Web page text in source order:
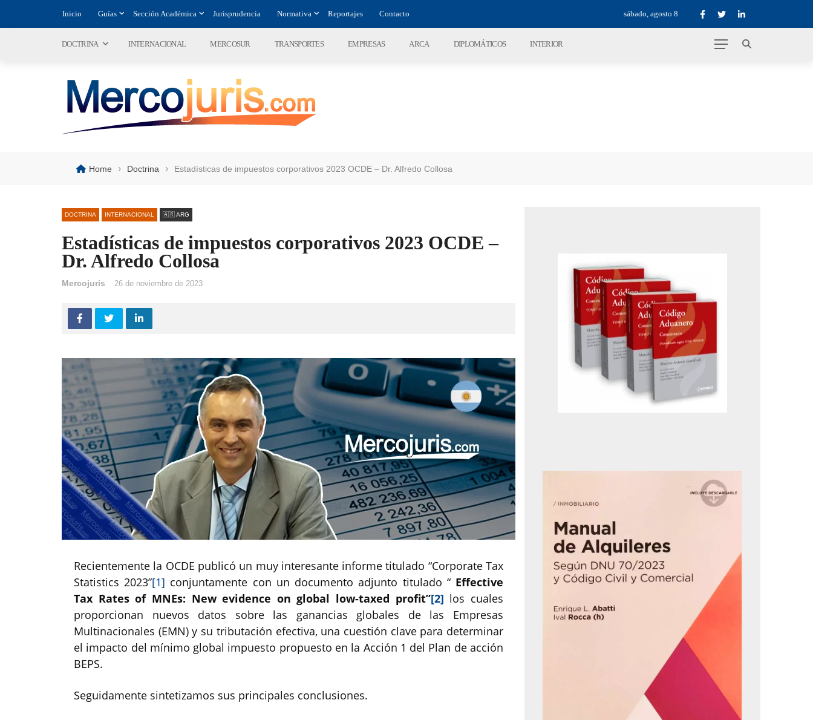
Inicio Guías Sección Académica Jurisprudencia Normativa Reportajes Contacto sábado, agosto 8
DOCTRINA INTERNACIONAL MERCOSUR TRANSPORTES EMPRESAS ARCA DIPLOMÁTICOS INTERIOR
Home › Doctrina › Estadísticas de impuestos corporativos 2023 OCDE – Dr. Alfredo Collosa
DOCTRINA INTERNACIONAL 🇦🇷 ARG
Estadísticas de impuestos corporativos 2023 OCDE –
Dr. Alfredo Collosa
Mercojuris 26 de noviembre de 2023
Recientemente la OCDE publicó un muy interesante informe titulado “Corporate Tax
Statistics 2023”[1] conjuntamente con un documento adjunto titulado “ Effective
Tax Rates of MNEs: New evidence on global low-taxed profit”[2] los cuales
proporcionan nuevos datos sobre las ganancias globales de las Empresas
Multinacionales (EMN) y su tributación efectiva, una cuestión clave para determinar
el impacto del mínimo global impuesto propuesto en la Acción 1 del Plan de acción
BEPS.
Seguidamente sintetizamos sus principales conclusiones.